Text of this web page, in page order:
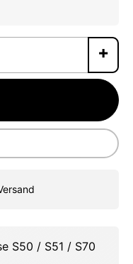
S50 / S51 / S70